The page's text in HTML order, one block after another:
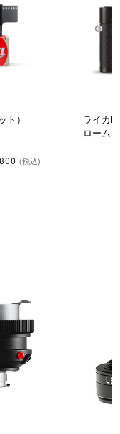
ト）
(税込)
ライカ
ローム